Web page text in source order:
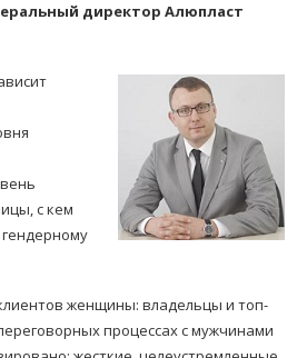
директор Алюпласт
с кем
женщины: владельцы и топ-
процессах с мужчинами